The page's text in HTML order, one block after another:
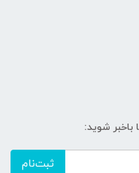
باخبر شوید:
ثبت‌نام